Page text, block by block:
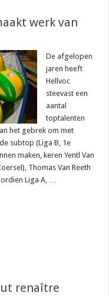
werk van
De afgelopen
jaren heeft
Hellvoc
steevast een
aantal
toptalenten
het gebrek om met
subtop (Liga B, 1e
maken, keren Yentl Van
Thomas Van Reeth
Liga A, …
renaître